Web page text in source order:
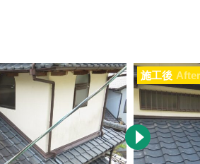
施工後 After